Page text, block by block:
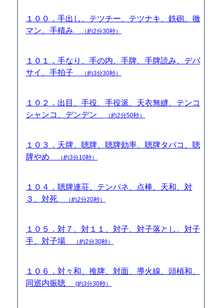
１００．手出し、テツチー、テツナキ、鉄砲、徹
マン、手積み
（約2分30秒）
１０１．手なり、手の内、手牌、手牌読み、デバ
サイ、手拍子
（約3分30秒）
１０２．出目、手役、手役派、天衣無縫、テンコ
シャンコ、デンデン
（約2分50秒）
１０３．天牌、聴牌、聴牌効率、聴牌タバコ、聴
牌やめ
（約3分10秒）
１０４．聴牌連荘、テンパネ、点棒、天和、対
３、対死
（約2分20秒）
１０５．対７、対１１、対子、対子落とし、対子
手、対子場
（約2分30秒）
１０６．対々和、推牌、対面、導火線、頭槓和、
同巡内振聴
(約3分30秒）